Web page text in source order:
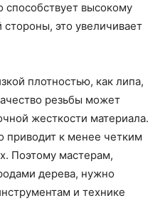
способствует высокому
стороны, это увеличивает
плотностью, как липа,
резьбы может
жесткости материала.
приводит к менее четким
Поэтому мастерам,
дерева, нужно
и технике